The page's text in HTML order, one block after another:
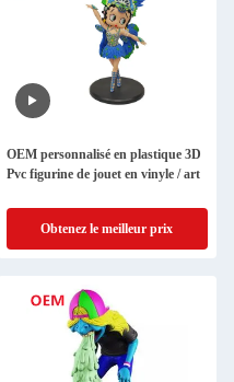
OEM personnalisé en plastique 3D
Pvc figurine de jouet en vinyle / art
Obtenez le meilleur prix